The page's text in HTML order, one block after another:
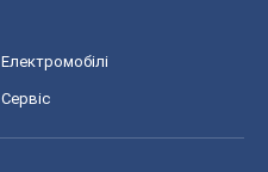
Електромобілі
Сервіс